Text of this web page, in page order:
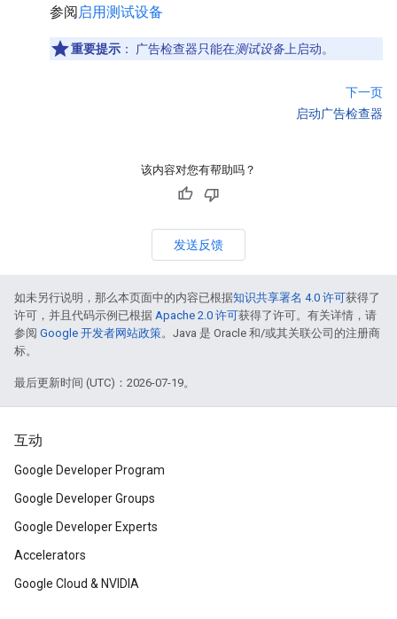
参阅启用测试设备
重要提示 ： 广告检查器只能在测试设备 上启动。
下一页
启动广告检查器
该内容对您有帮助吗？
发送反馈
如未另行说明，那么本页面中的内容已根据知识共享署名 4.0 许可获得了
许可，并且代码示例已根据 Apache 2.0 许可获得了许可。有关详情，请
参阅 Google 开发者网站政策。Java 是 Oracle 和/或其关联公司的注册商
标。
最后更新时间 (UTC)：2026-07-19。
互动
Google Developer Program
Google Developer Groups
Google Developer Experts
Accelerators
Google Cloud & NVIDIA